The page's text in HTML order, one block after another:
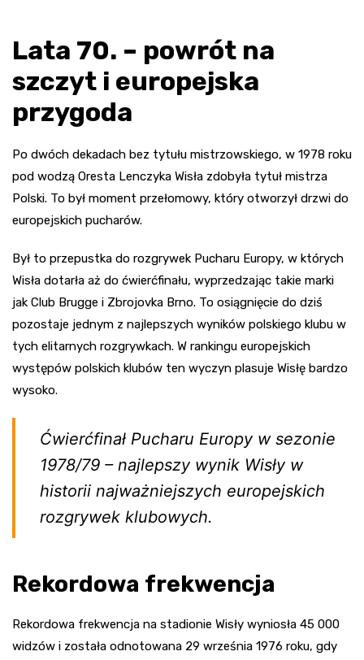
Lata 70. – powrót na
szczyt i europejska
przygoda
Po dwóch dekadach bez tytułu mistrzowskiego, w 1978 roku
pod wodzą Oresta Lenczyka Wisła zdobyła tytuł mistrza
Polski. To był moment przełomowy, który otworzył drzwi do
europejskich pucharów.
Był to przepustka do rozgrywek Pucharu Europy, w których
Wisła dotarła aż do ćwierćfinału, wyprzedzając takie marki
jak Club Brugge i Zbrojovka Brno. To osiągnięcie do dziś
pozostaje jednym z najlepszych wyników polskiego klubu w
tych elitarnych rozgrywkach. W rankingu europejskich
występów polskich klubów ten wyczyn plasuje Wisłę bardzo
wysoko.
Ćwierćfinał Pucharu Europy w sezonie
1978/79 – najlepszy wynik Wisły w
historii najważniejszych europejskich
rozgrywek klubowych.
Rekordowa frekwencja
Rekordowa frekwencja na stadionie Wisły wyniosła 45 000
widzów i została odnotowana 29 września 1976 roku, gdy